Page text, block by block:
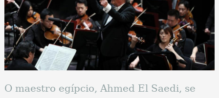
O maestro egípcio, Ahmed El Saedi, se